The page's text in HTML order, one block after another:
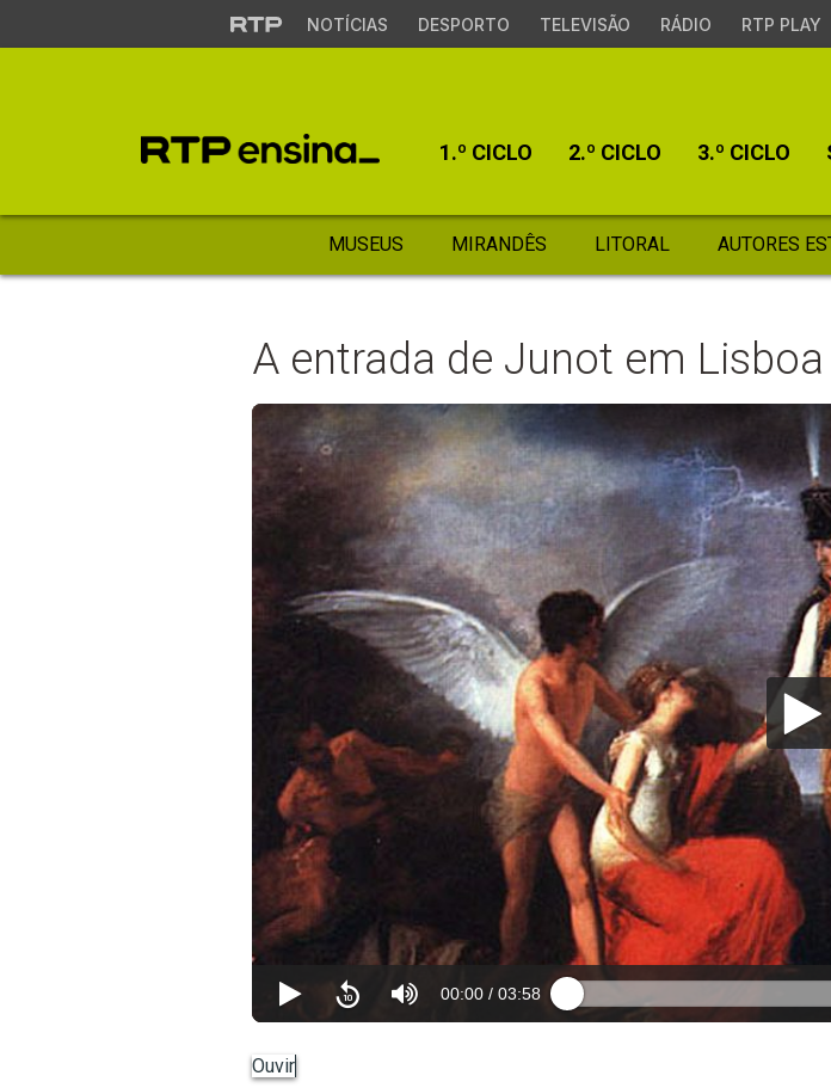
NOTÍCIAS DESPORTO TELEVISÃO RÁDIO RTP PLAY
1.º CICLO 2.º CICLO 3.º CICLO
MUSEUS MIRANDÊS LITORAL AUTORES
A entrada de Junot em Lisboa
00:00 / 03:58
Ouvir